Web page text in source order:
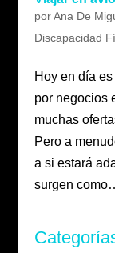
porAna De
Discapacidad
Hoy en día
por negocios
muchas
Pero a
a si estará
surgen